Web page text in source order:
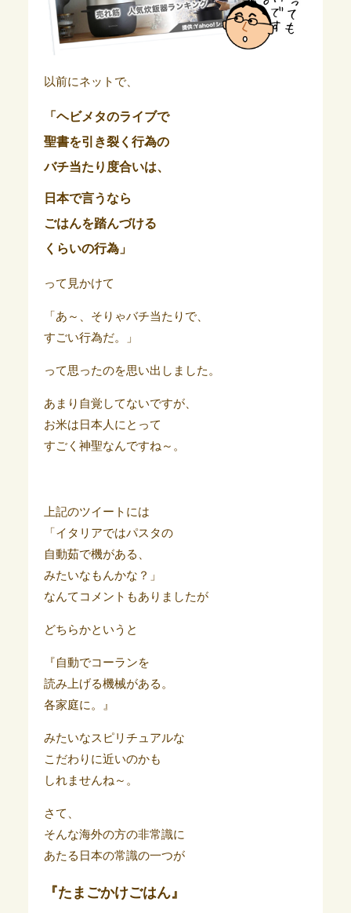
以前にネットで、
「ヘビメタのライブで
聖書を引き裂く行為の
バチ当たり度合いは、
日本で言うなら
ごはんを踏んづける
くらいの行為」
って見かけて
「あ～、そりゃバチ当たりで、
すごい行為だ。」
って思ったのを思い出しました。
あまり自覚してないですが、
お米は日本人にとって
すごく神聖なんですね～。
上記のツイートには
「イタリアではパスタの
自動茹で機がある、
みたいなもんかな？」
なんてコメントもありましたが
どちらかというと
『自動でコーランを
読み上げる機械がある。
各家庭に。』
みたいなスピリチュアルな
こだわりに近いのかも
しれませんね～。
さて、
そんな海外の方の非常識に
あたる日本の常識の一つが
『たまごかけごはん』